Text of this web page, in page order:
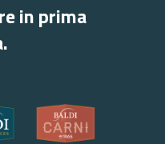
in prima